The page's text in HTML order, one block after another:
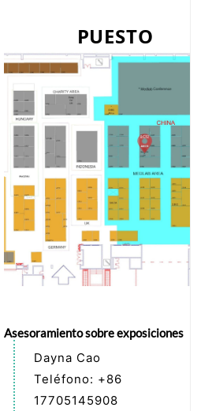
PUESTO
Asesoramiento sobre exposiciones
Dayna Cao
Teléfono: +86
17705145908